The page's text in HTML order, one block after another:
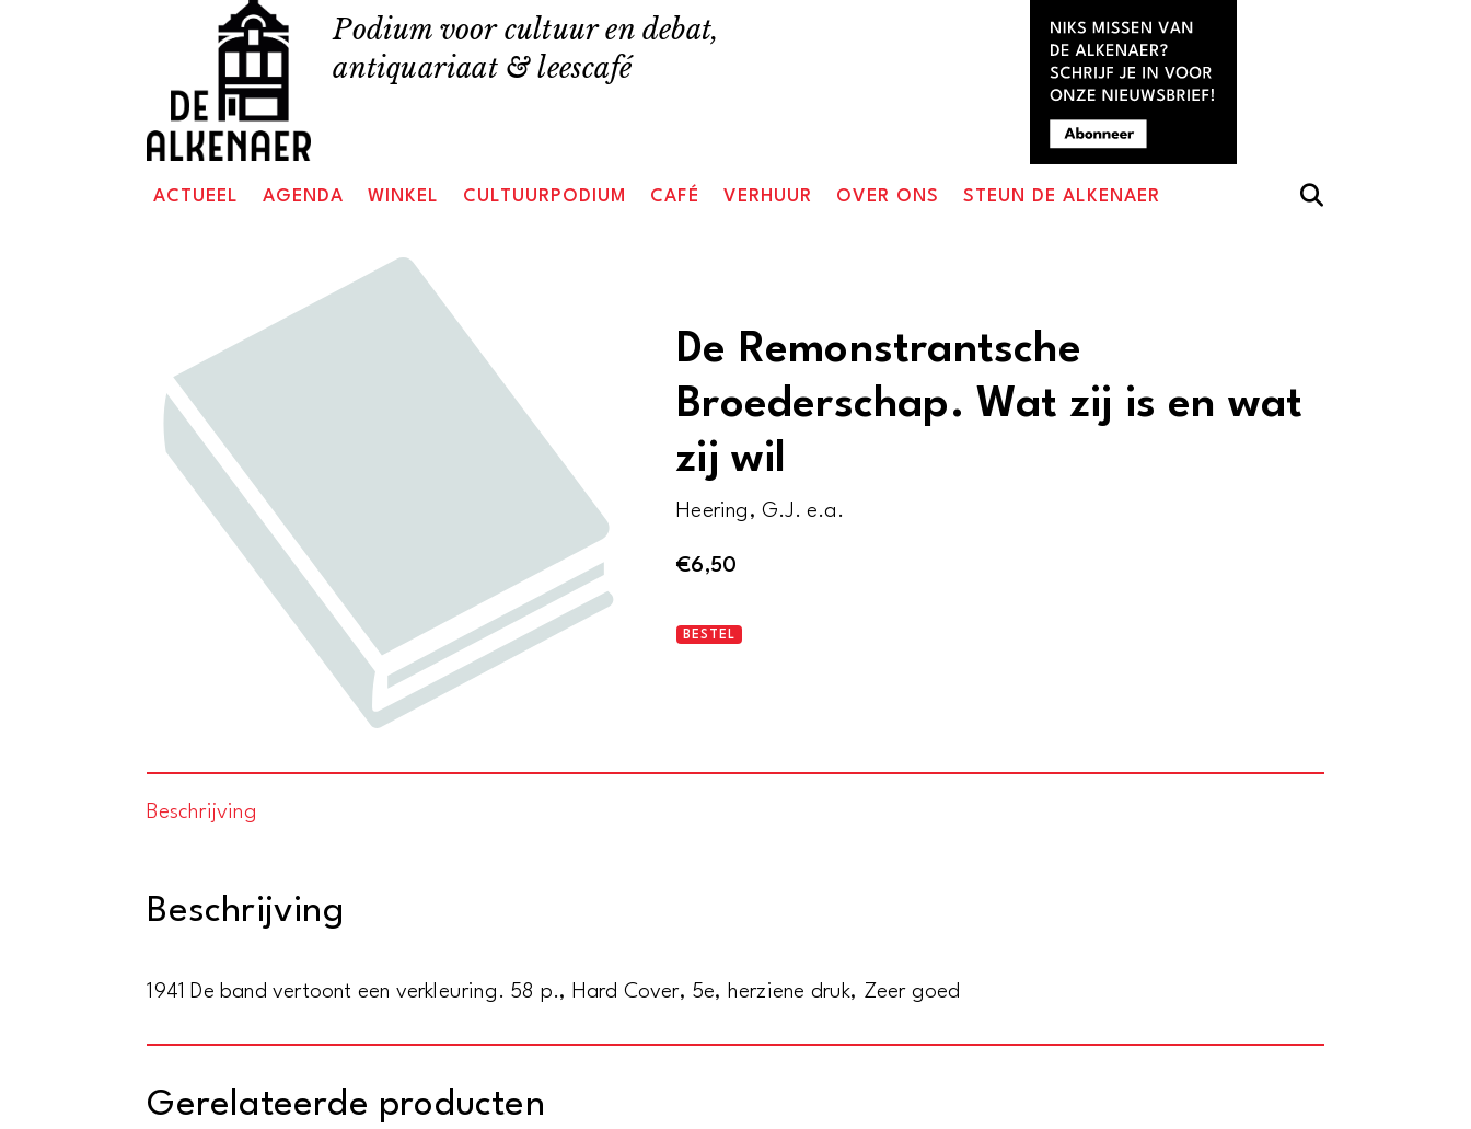
Podium voor cultuur en debat,
antiquariaat & leescafé
ACTUEEL AGENDA WINKEL CULTUURPODIUM CAFÉ VERHUUR OVER ONS STEUN DE ALKENAER
De Remonstrantsche
Broederschap. Wat zij is en wat
zij wil
Heering, G.J. e.a.
€6,50
De
BESTEL
Beschrijving
Beschrijving
1941 De band vertoont een verkleuring. 58 p., Hard Cover, 5e, herziene druk, Zeer goed
Gerelateerde producten